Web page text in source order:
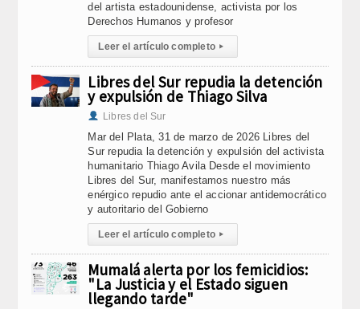
del artista estadounidense, activista por los
Derechos Humanos y profesor
Leer el artículo completo ▸
Libres del Sur repudia la detención
y expulsión de Thiago Silva
Libres del Sur
Mar del Plata, 31 de marzo de 2026 Libres del
Sur repudia la detención y expulsión del activista
humanitario Thiago Avila Desde el movimiento
Libres del Sur, manifestamos nuestro más
enérgico repudio ante el accionar antidemocrático
y autoritario del Gobierno
Leer el artículo completo ▸
Mumalá alerta por los femicidios:
"La Justicia y el Estado siguen
llegando tarde"